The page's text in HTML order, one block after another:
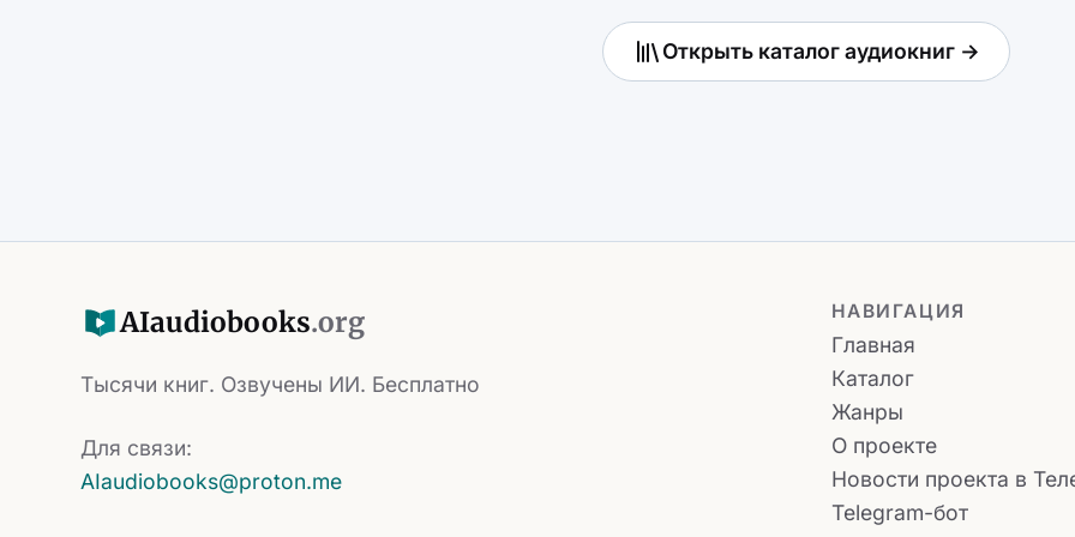
Открыть каталог аудиокниг →
AIaudiobooks.org
Тысячи книг. Озвучены ИИ. Бесплатно
Для связи:
AIaudiobooks@proton.me
НАВИГАЦИЯ
Главная
Каталог
Жанры
О проекте
Новости проекта в
Telegram-бот